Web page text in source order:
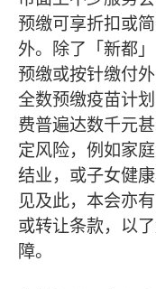
预缴可享折扣或
外。除了「新都
预缴或按针缴付
全数预缴疫苗计
费普遍达数千元
定风险，例如家
结业，或子女健
见及此，本会亦
或转让条款，以
障。